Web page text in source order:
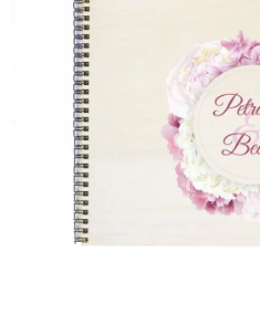
Fotoalba
Dřevěné
krabičky